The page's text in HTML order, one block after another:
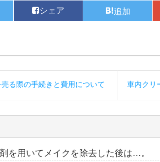
る際の手続きと費用について 車内クリ
を用いてメイクを除去した後は…。